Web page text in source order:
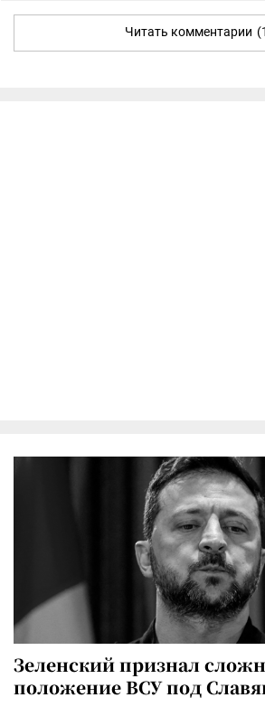
Читать комментарии
Зеленский признал
положение ВСУ под